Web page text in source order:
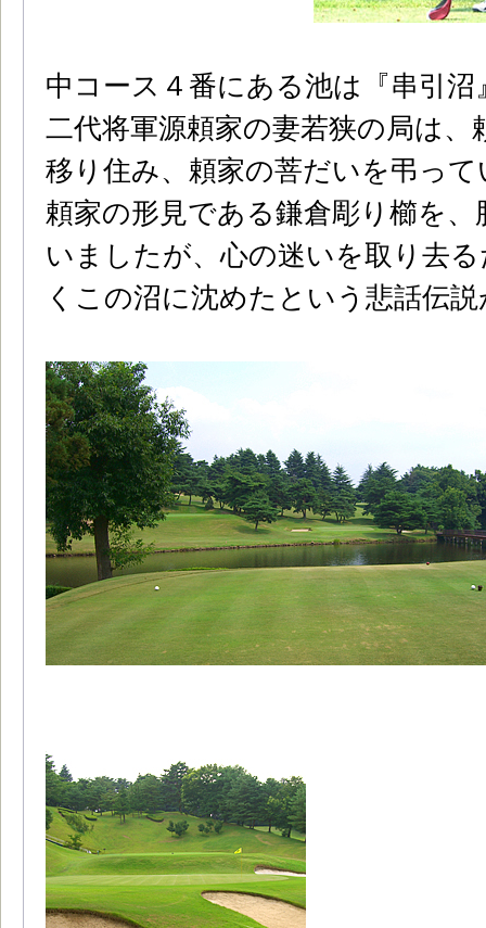
中コース４番にある池は『串引
二代将軍源頼家の妻若狭の局は、
移り住み、頼家の菩だいを弔っ
頼家の形見である鎌倉彫り櫛を
いましたが、心の迷いを取り去
くこの沼に沈めたという悲話伝